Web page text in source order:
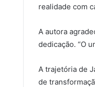
realidade com
A autora
dedicação. “O
A trajetória de
de